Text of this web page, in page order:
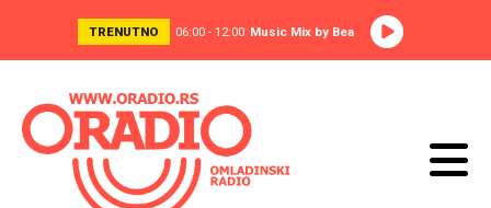
TRENUTNO 06:00 - 12:00 Music Mix by Bea